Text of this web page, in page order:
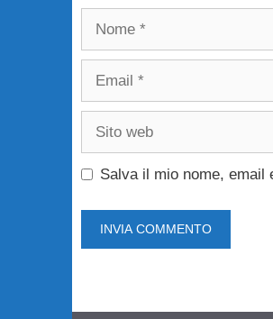
Nome
Email
Sito
Salva il mio nome, email